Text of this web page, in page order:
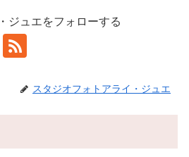
ジュエをフォローする
スタジオフォトアライ・ジュエ